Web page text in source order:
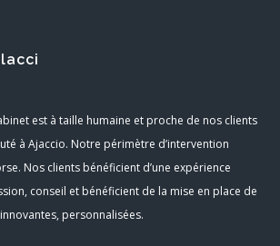
est à taille humaine et proche de nos clients
à Ajaccio. Notre périmètre d’intervention
Nos clients bénéficient d’une expérience
conseil et bénéficient de la mise en place de
personnalisées.